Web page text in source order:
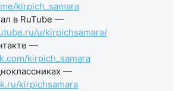
kirpich_samara
в RuTube —
u/kirpichsamara/
—
kirpich_samara
—
kirpichsamara